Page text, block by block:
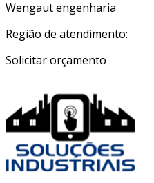
Wengaut engenharia
Região de atendimento:
Solicitar orçamento